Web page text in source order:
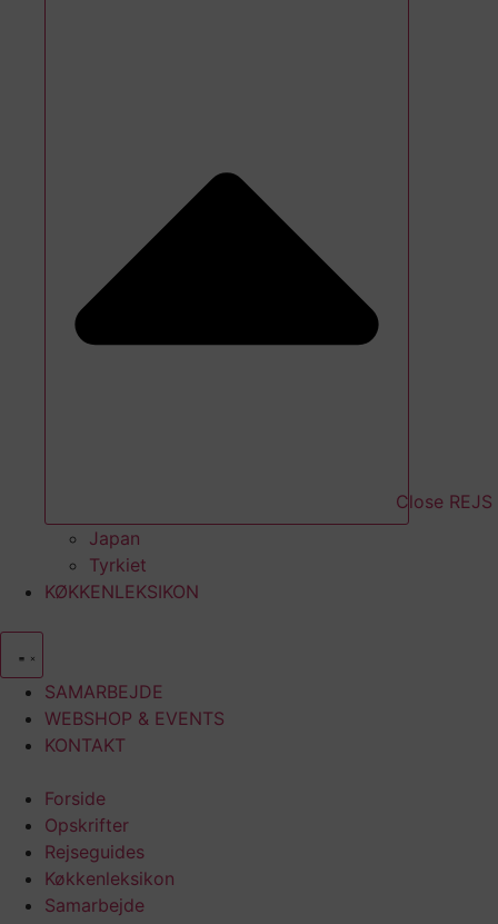
Close REJS
Japan
Tyrkiet
KØKKENLEKSIKON
SAMARBEJDE
WEBSHOP & EVENTS
KONTAKT
Forside
Opskrifter
Rejseguides
Køkkenleksikon
Samarbejde